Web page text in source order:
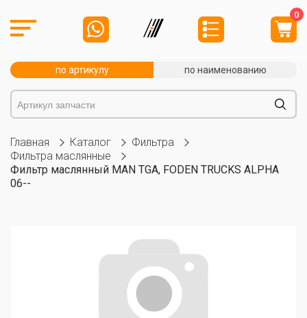
0
по артикулу по наименованию
Главная Каталог
Фильтра
Фильтра маслянные
Фильтр маслянный MAN TGA, FODEN TRUCKS ALPHA
06--